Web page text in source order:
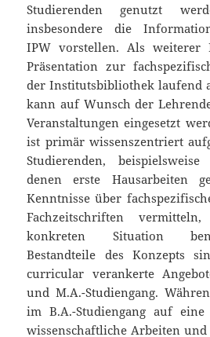
Studierenden genutzt
insbesondere die
IPW vorstellen. Als weiterer
Präsentation zur
der Institutsbibliothek laufend
kann auf Wunsch der
Veranstaltungen eingesetzt
ist primär wissenszentriert
Studierenden,
denen erste Hausarbeiten
Kenntnisse über
Fachzeitschriften
konkreten Situation
Bestandteile des Konzepts
curricular verankerte
und M.A.-Studiengang.
im B.A.-Studiengang auf
wissenschaftliche Arbeiten